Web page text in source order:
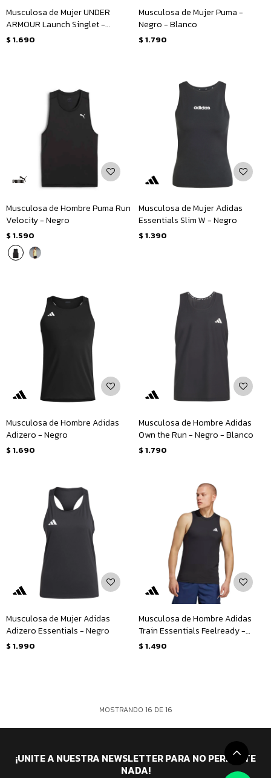
Musculosa de Mujer UNDER
ARMOUR Launch Singlet -
Blanco
$ 1.690
Musculosa de Mujer Puma -
Negro - Blanco
$ 1.790
Musculosa de Hombre Puma Run
Velocity - Negro
$ 1.590
Musculosa de Mujer Adidas
Essentials Slim W - Negro
$ 1.390
Musculosa de Hombre Adidas
Adizero - Negro
$ 1.690
Musculosa de Hombre Adidas
Own the Run - Negro - Blanco
$ 1.790
Musculosa de Mujer Adidas
Adizero Essentials - Negro
$ 1.990
Musculosa de Hombre Adidas
Train Essentials Feelready -
Negro - Blanco
$ 1.490
MOSTRANDO 16 DE16
¡UNITE A NUESTRA NEWSLETTER PARA NO PERDERTE
NADA!